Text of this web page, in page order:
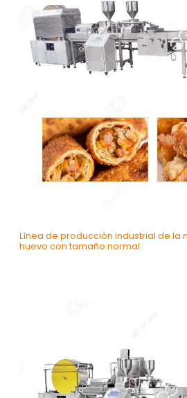
Línea de producción industrial de la
huevo con tamaño normal